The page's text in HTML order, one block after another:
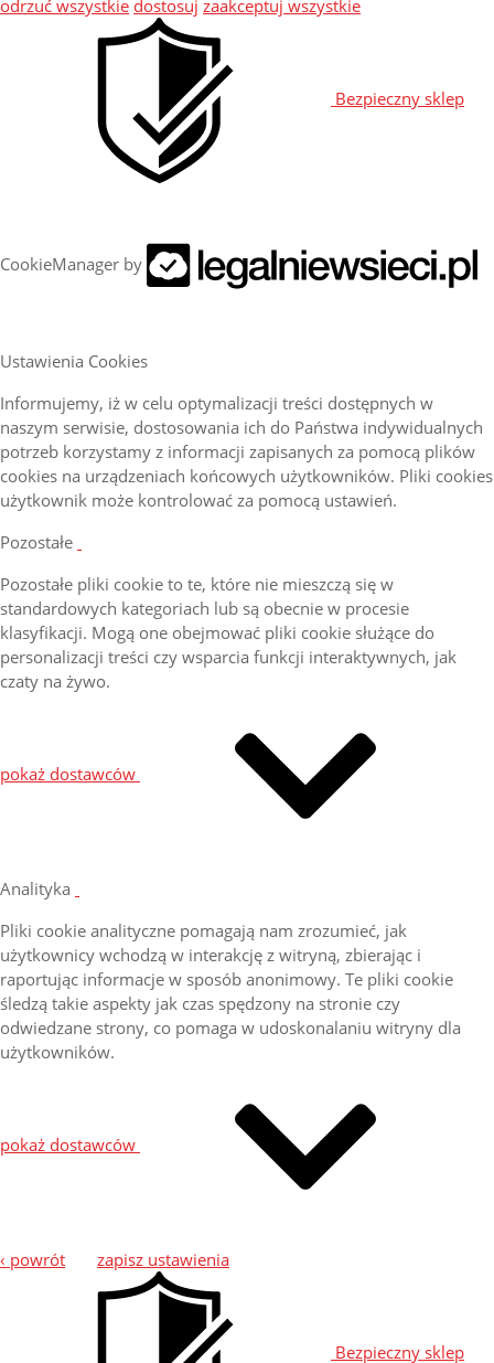
odrzuć wszystkie dostosuj zaakceptuj wszystkie
Bezpieczny sklep
CookieManager by
Ustawienia Cookies
Informujemy, iż w celu optymalizacji treści dostępnych w
naszym serwisie, dostosowania ich do Państwa indywidualnych
potrzeb korzystamy z informacji zapisanych za pomocą plików
cookies na urządzeniach końcowych użytkowników. Pliki cookies
użytkownik może kontrolować za pomocą ustawień.
Pozostałe
Pozostałe pliki cookie to te, które nie mieszczą się w
standardowych kategoriach lub są obecnie w procesie
klasyfikacji. Mogą one obejmować pliki cookie służące do
personalizacji treści czy wsparcia funkcji interaktywnych, jak
czaty na żywo.
pokaż dostawców
Analityka
Pliki cookie analityczne pomagają nam zrozumieć, jak
użytkownicy wchodzą w interakcję z witryną, zbierając i
raportując informacje w sposób anonimowy. Te pliki cookie
śledzą takie aspekty jak czas spędzony na stronie czy
odwiedzane strony, co pomaga w udoskonalaniu witryny dla
użytkowników.
pokaż dostawców
‹ powrót zapisz ustawienia
Bezpieczny sklep